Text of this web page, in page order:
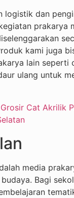
logistik dan
prakarya
kami juga
lain seperti
ulang untuk
Grosir Cat Akrilik
media
Bagi